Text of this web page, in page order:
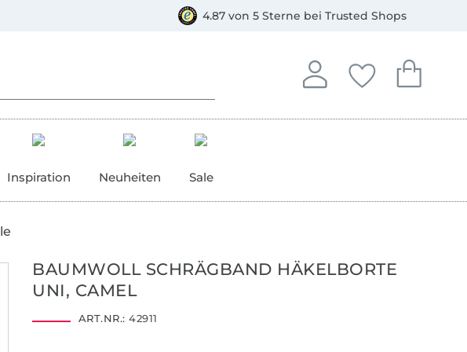
4.87 von 5 Sterne bei Trusted Shops
Anmelden
In deinem Konto
Deine
Du hast keine
Dein
Du hast
Inspiration Neuheiten Sale
BAUMWOLL SCHRÄGBAND HÄKELBORTE
UNI, CAMEL
ART.NR.: 42911
Rechnung, Vorkasse